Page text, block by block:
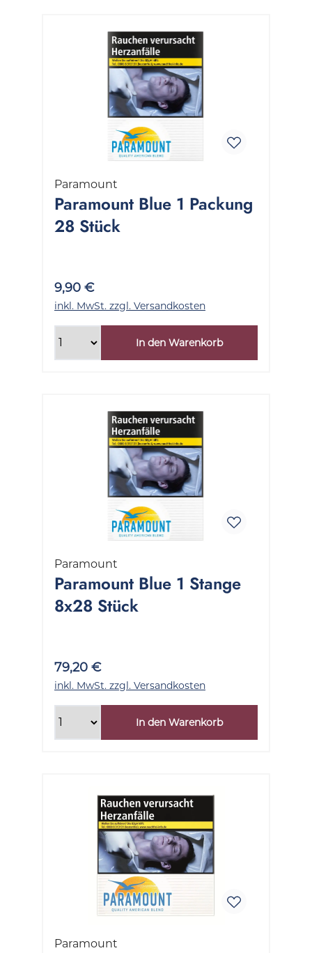
Paramount
Paramount Blue 1 Packung
28 Stück
9,90 €
inkl. MwSt. zzgl. Versandkosten
In den Warenkorb
Paramount
Paramount Blue 1 Stange
8x28 Stück
79,20 €
inkl. MwSt. zzgl. Versandkosten
In den Warenkorb
Paramount